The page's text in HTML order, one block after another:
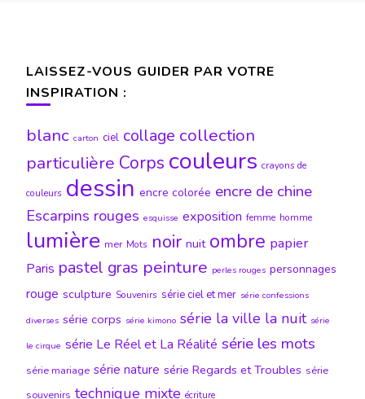
LAISSEZ-VOUS GUIDER PAR VOTRE
INSPIRATION :
blanc carton ciel collage collection
particulière Corps couleurs crayons de
couleurs dessin encre colorée encre de chine
Escarpins rouges esquisse exposition femme homme
lumière mer Mots noir nuit ombre papier
Paris pastel gras peinture perles rouges personnages
rouge sculpture Souvenirs série ciel et mer série confessions
diverses série corps série kimono série la ville la nuit série
le cirque série Le Réel et La Réalité série les mots
série mariage série nature série Regards et Troubles série
souvenirs technique mixte écriture